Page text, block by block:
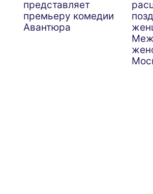
представляет
премьеру комедии
Авантюра